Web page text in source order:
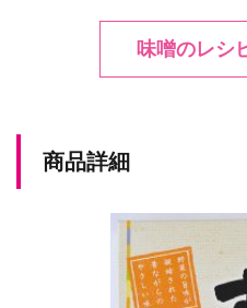
味噌のレシ
商品詳細